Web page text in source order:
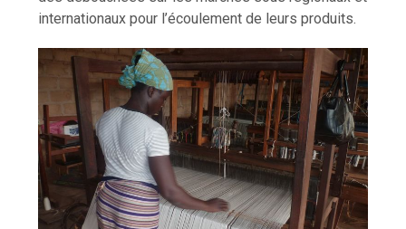
internationaux pour l’écoulement de leurs produits.